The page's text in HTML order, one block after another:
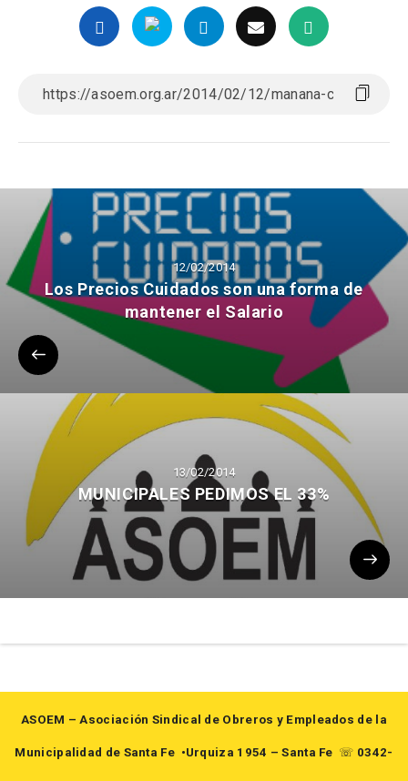
12/02/2014
Los Precios Cuidados son una forma de
mantener el Salario
13/02/2014
MUNICIPALES PEDIMOS EL 33%
ASOEM – Asociación Sindical de Obreros y Empleados de la
Municipalidad de Santa Fe •Urquiza 1954 – Santa Fe ☏ 0342-